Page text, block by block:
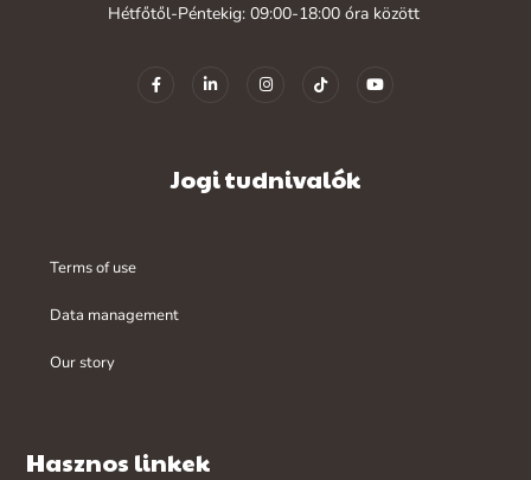
Hétfőtől-Péntekig: 09:00-18:00 óra között
Jogi tudnivalók
Terms of use
Data management
Our story
Hasznos linkek